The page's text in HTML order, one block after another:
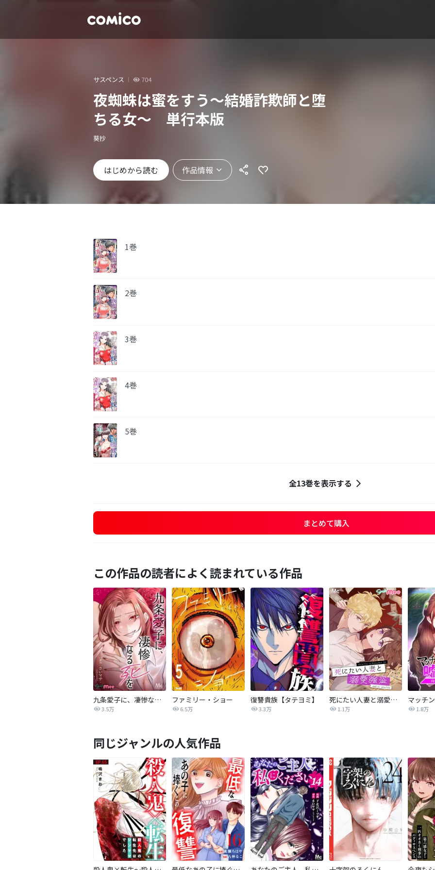
サスペンス 704
夜蜘蛛は蜜をすう～結婚詐欺師と堕
ちる女～ 単行本版
葵抄
はじめから読む 作品情報
1巻
2巻
3巻
4巻
5巻
全13巻を表示する
まとめて購入
この作品の読者によく読まれている作品
九条愛子に、凄惨なる死を【タテヨミ】
3.5万
ファミリー・ショー
6.5万
復讐貴族【タテヨミ】
3.3万
死にたい人妻と溺愛強盗【タテヨミ】
1.1万 1.8万
同じジャンルの人気作品